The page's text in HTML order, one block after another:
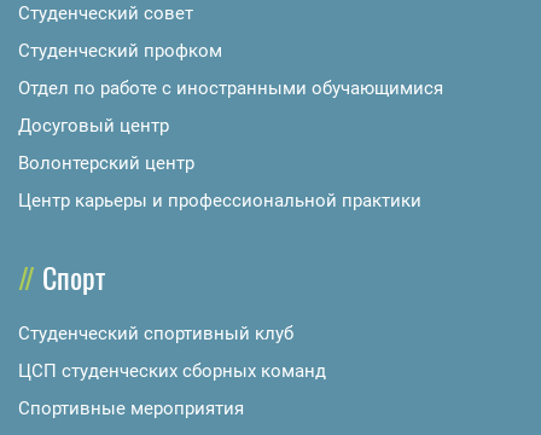
Студенческий совет
Студенческий профком
Отдел по работе с иностранными обучающимися
Досуговый центр
Волонтерский центр
Центр карьеры и профессиональной практики
Спорт
Студенческий спортивный клуб
ЦСП студенческих сборных команд
Спортивные мероприятия